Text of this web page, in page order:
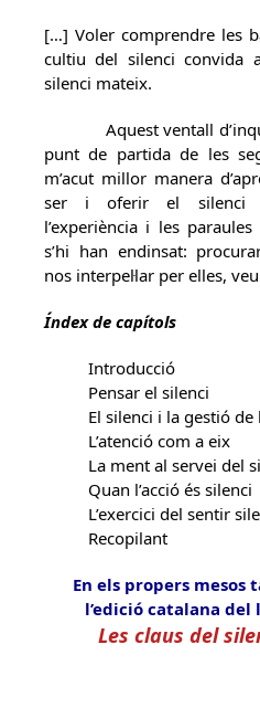
[…] Voler comprendre les
cultiu del silenci convida
silenci mateix.
Aquest ventall
punt de partida de les
m’acut millor manera
ser i oferir el silenci
l’experiència i les
s’hi han endinsat:
nos interpel·lar per elles,
Índex de capítols
Introducció
Pensar el silenci
El silenci i la gestió de
L’atenció com a eix
La ment al servei del
Quan l’acció és silenci
L’exercici del sentir
Recopilant
En els propers
l’edició catalana
Les claus del